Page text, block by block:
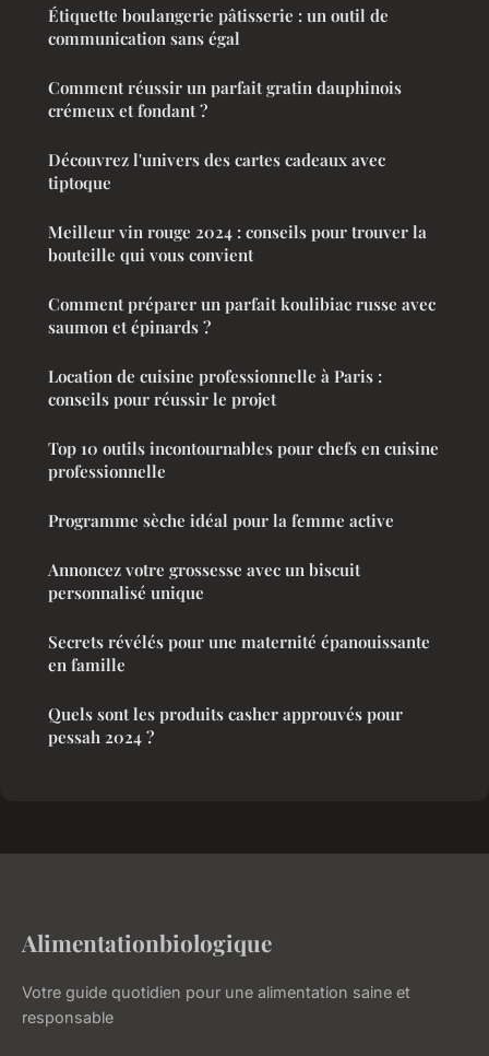
Étiquette boulangerie pâtisserie : un outil de
communication sans égal
Comment réussir un parfait gratin dauphinois
crémeux et fondant ?
Découvrez l'univers des cartes cadeaux avec
tiptoque
Meilleur vin rouge 2024 : conseils pour trouver la
bouteille qui vous convient
Comment préparer un parfait koulibiac russe avec
saumon et épinards ?
Location de cuisine professionnelle à Paris :
conseils pour réussir le projet
Top 10 outils incontournables pour chefs en cuisine
professionnelle
Programme sèche idéal pour la femme active
Annoncez votre grossesse avec un biscuit
personnalisé unique
Secrets révélés pour une maternité épanouissante
en famille
Quels sont les produits casher approuvés pour
pessah 2024 ?
Alimentationbiologique
Votre guide quotidien pour une alimentation saine et
responsable